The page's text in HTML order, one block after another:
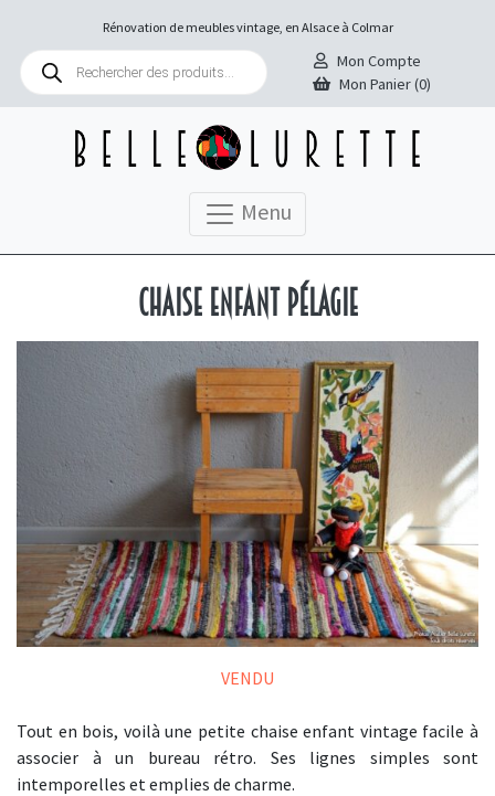
Rénovation de meubles vintage, en Alsace à Colmar
Recherche
produits
Mon Compte
Mon Panier (0)
Menu
Chaise enfant Pélagie
VENDU
Tout en bois, voilà une petite chaise enfant vintage facile à
associer à un bureau rétro. Ses lignes simples sont
intemporelles et emplies de charme.